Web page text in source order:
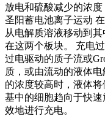
放电和硫酸减少的浓度
圣阳蓄电池离子运动
从电解质溶液移动到
在这两个板块。 充电
过电驱动的质子流或
质，或由流动的液体
的浓度较高时，液体将
基中的细胞趋向于快
效地进行充电。